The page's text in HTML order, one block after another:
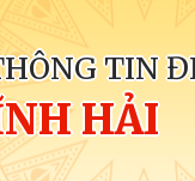
TIN
HẢI